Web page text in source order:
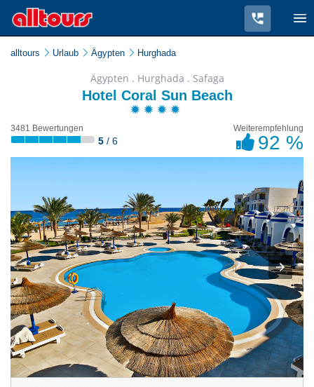
alltours Urlaub Ägypten Hurghada
Ägypten . Hurghada . Safaga
Hotel Coral Sun Beach
3481 Bewertungen
5 / 6
Weiterempfehlung
92 %